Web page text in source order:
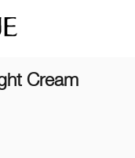
Cream